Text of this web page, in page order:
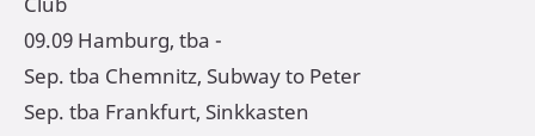
09.09 Hamburg, tba -
Sep. tba Chemnitz, Subway to Peter
Sep. tba Frankfurt, Sinkkasten